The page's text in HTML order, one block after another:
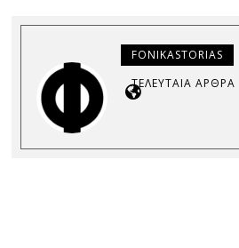
FONIKASTORIAS
ΤΕΛΕΥΤΑΊΑ ΆΡΘΡΑ